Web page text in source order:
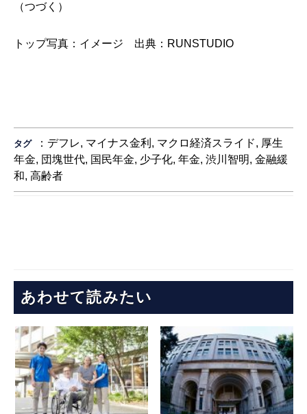
（つづく）
トップ写真：イメージ 出典： RUNSTUDIO
タグ ： デフレ, マイナス金利 , マクロ経済スライド, 厚生
年金, 団塊世代, 国民年金, 少子化,年金,渋川智明,金融緩
和,高齢者
あわせて読みたい